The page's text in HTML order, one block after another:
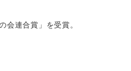
連合賞」を受賞。